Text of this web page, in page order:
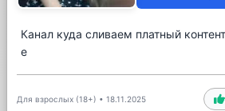
Канал куда сливаем платный
е
Для взрослых (18+) • 18.11.2025